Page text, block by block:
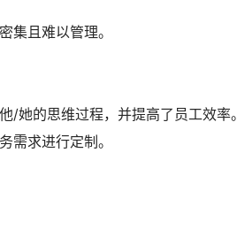
集且难以管理。
/她的思维过程，并提高了员工效率。
需求进行定制。